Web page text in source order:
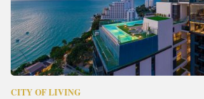
CITY OF LIVING